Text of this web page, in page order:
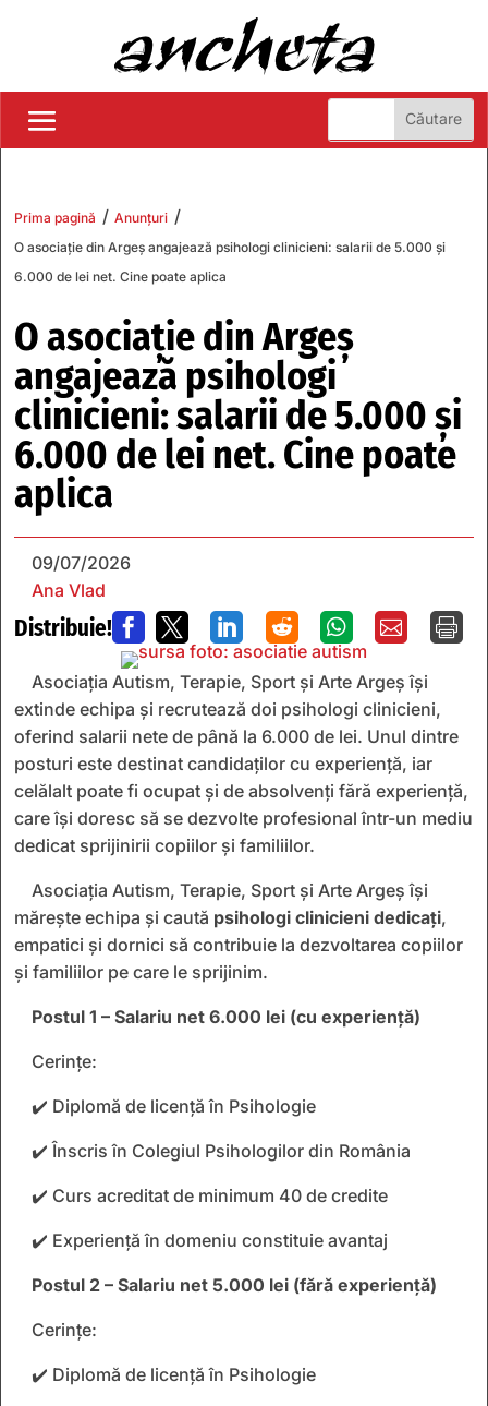
Prima pagină / Anunțuri /
O asociație din Argeș angajează psihologi clinicieni: salarii de 5.000 și
6.000 de lei net. Cine poate aplica
O asociație din Argeș
angajează psihologi
clinicieni: salarii de 5.000 și
6.000 de lei net. Cine poate
aplica
09/07/2026
Ana Vlad
Distribuie!       
Asociația Autism, Terapie, Sport și Arte Argeș își
extinde echipa și recrutează doi psihologi clinicieni,
oferind salarii nete de până la 6.000 de lei. Unul dintre
posturi este destinat candidaților cu experiență, iar
celălalt poate fi ocupat și de absolvenți fără experiență,
care își doresc să se dezvolte profesional într-un mediu
dedicat sprijinirii copiilor și familiilor.
Asociația Autism, Terapie, Sport și Arte Argeș își
mărește echipa și caută psihologi clinicieni dedicați,
empatici și dornici să contribuie la dezvoltarea copiilor
și familiilor pe care le sprijinim.
Postul 1 – Salariu net 6.000 lei (cu experiență)
Cerințe:
✔️ Diplomă de licență în Psihologie
✔️ Înscris în Colegiul Psihologilor din România
✔️ Curs acreditat de minimum 40 de credite
✔️ Experiență în domeniu constituie avantaj
Postul 2 – Salariu net 5.000 lei (fără experiență)
Cerințe:
✔️ Diplomă de licență în Psihologie